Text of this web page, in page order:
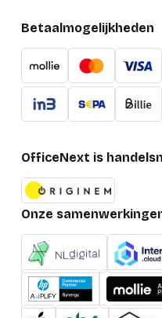
Betaalmogelijkheden
OfficeNext is
Onze